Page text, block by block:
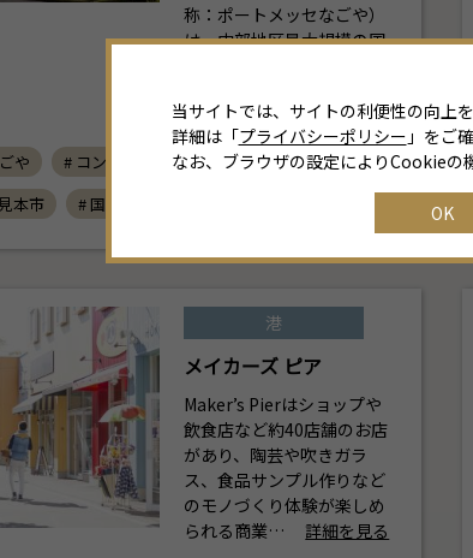
称：ポートメッセなごや）
は、中部地区最大規模の国
建設されま…
詳細を見る
や # コンサートホール
# 大型展示場
本市 # 国際展示場
港
メイカーズ ピア
Maker’s Pierはショップや
飲食店など約40店舗のお店
があり、陶芸や吹きガラ
ス、食品サンプル作りなど
のモノづくり体験が楽しめ
られる商業…
詳細を見る
当サイトでは、サイトの利便性の向上
詳細は「プライバシーポリシー 」をご
なお、ブラウザの設定によりCookieの
OK